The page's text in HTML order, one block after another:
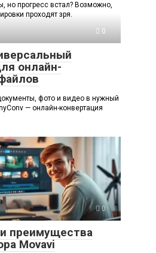
но прогресс встал? Возможно,
проходят зря.
0
онлайн-
фото и видео в нужный
— онлайн-конвертация
0
преимущества
Movavi